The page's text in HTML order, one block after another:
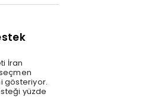
İran
gösteriyor.
yüzde